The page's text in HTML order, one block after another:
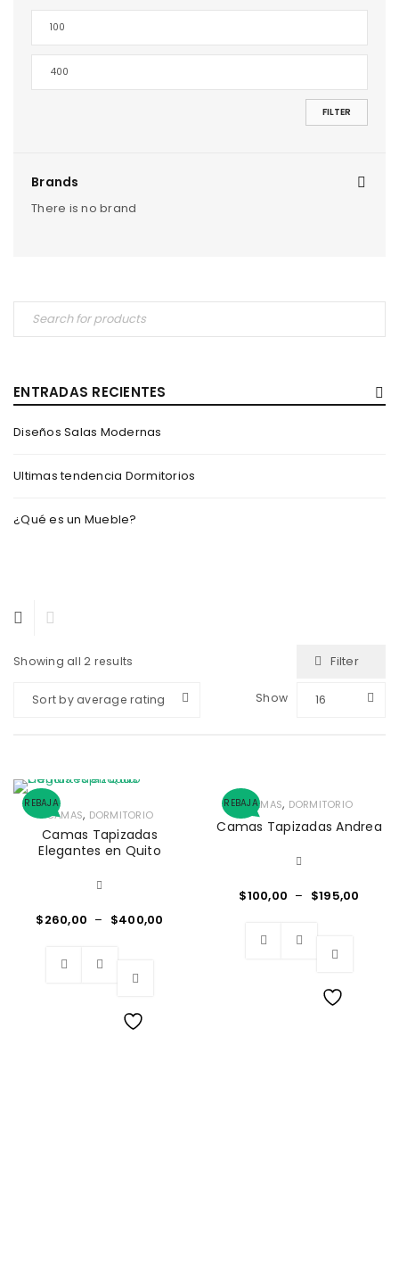
FILTER
Brands
There is no brand
ENTRADAS RECIENTES
Diseños Salas Modernas
Ultimas tendencia Dormitorios
¿Qué es un Mueble?
Showing all 2 results Filter
Sort by average rating Show 16
REBAJA
CAMAS, DORMITORIO
Camas Tapizadas
Elegantes en Quito
$260,00 – $400,00
REBAJACAMAS, DORMITORIO
Camas Tapizadas Andrea
$100,00 – $195,00